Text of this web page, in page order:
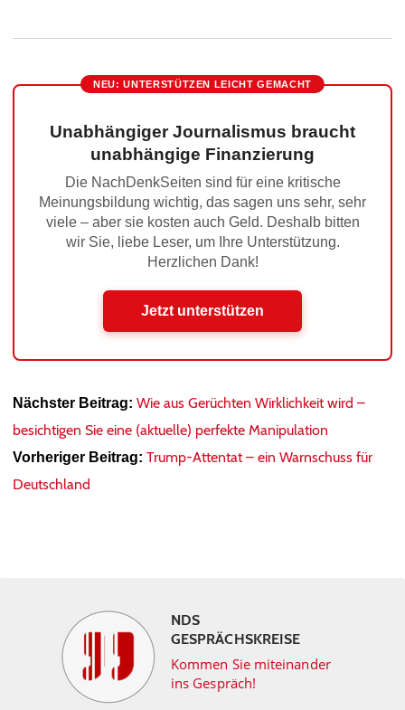
NEU: UNTERSTÜTZEN LEICHT GEMACHT
Unabhängiger Journalismus braucht
unabhängige Finanzierung
Die NachDenkSeiten sind für eine kritische
Meinungsbildung wichtig, das sagen uns sehr, sehr
viele – aber sie kosten auch Geld. Deshalb bitten
wir Sie, liebe Leser, um Ihre Unterstützung.
Herzlichen Dank!
Jetzt unterstützen
Nächster Beitrag: Wie aus Gerüchten Wirklichkeit wird –
besichtigen Sie eine (aktuelle) perfekte Manipulation
Vorheriger Beitrag: Trump-Attentat – ein Warnschuss für
Deutschland
NDS
GESPRÄCHSKREISE
Kommen Sie miteinander
ins Gespräch!